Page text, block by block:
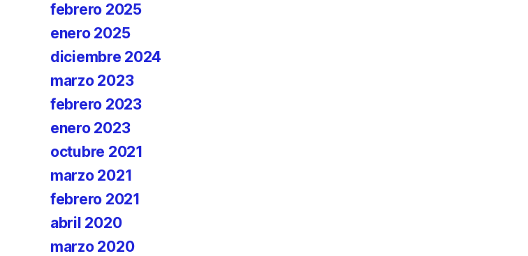
febrero 2025
enero 2025
diciembre 2024
marzo 2023
febrero 2023
enero 2023
octubre 2021
marzo 2021
febrero 2021
abril 2020
marzo 2020